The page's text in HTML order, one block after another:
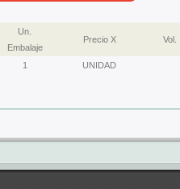
Un.
Embalaje
Precio X Vol.
1 UNIDAD